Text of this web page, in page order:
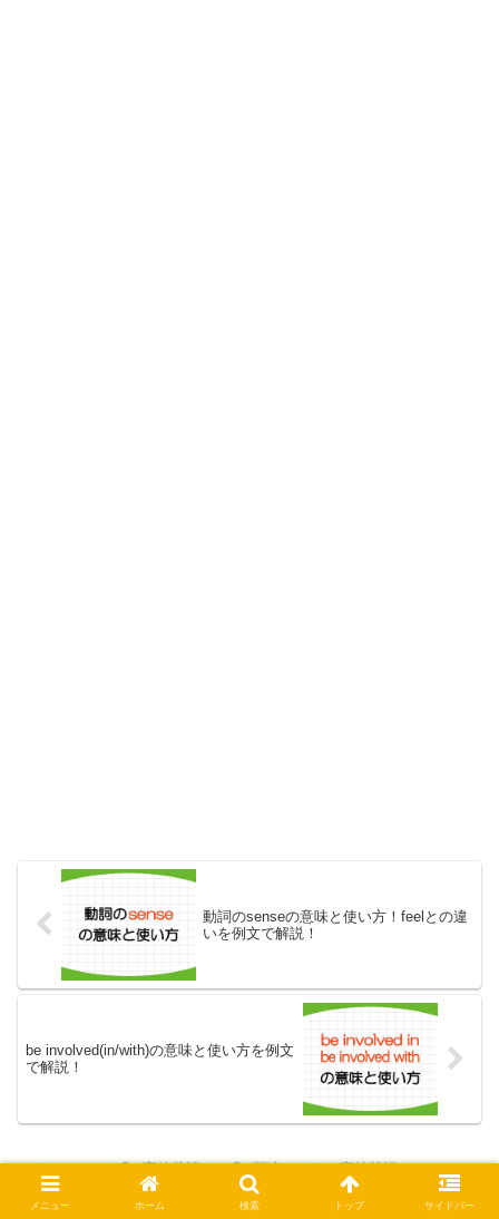
動詞のsenseの意味と使い方！feelとの違
いを例文で解説！
be involved(in/with)の意味と使い方を例文
で解説！
ホーム 高校英語 間違いやすい高校英語
メニュー ホーム 検索 トップ サイドバー